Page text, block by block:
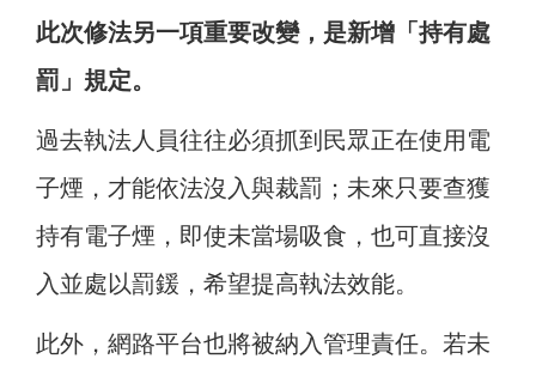
此次修法另一項重要改變，是新增「持有處
罰」規定。
過去執法人員往往必須抓到民眾正在使用電
子煙，才能依法沒入與裁罰；未來只要查獲
持有電子煙，即使未當場吸食，也可直接沒
入並處以罰鍰，希望提高執法效能。
此外，網路平台也將被納入管理責任。若未